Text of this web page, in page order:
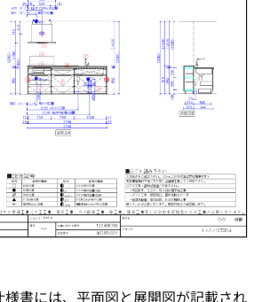
書には、平面図と展開図が記載され